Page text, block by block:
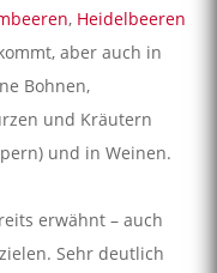
, Heidelbeeren
aber auch in
Bohnen,
und Kräutern
und in Weinen.
erwähnt – auch
Sehr deutlich